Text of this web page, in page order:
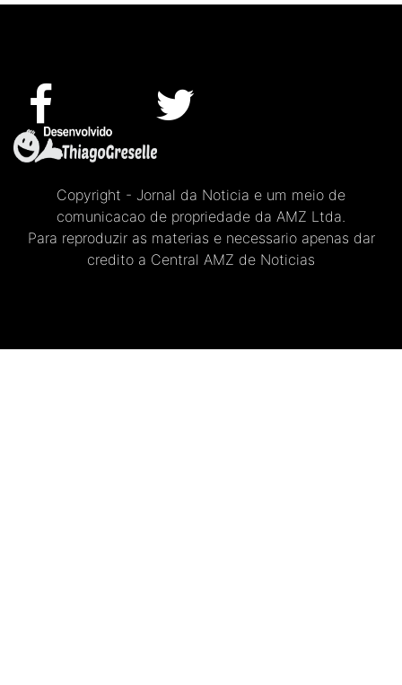
Copyright - Jornal da Noticia e um meio de
comunicacao de propriedade da AMZ Ltda.
Para reproduzir as materias e necessario apenas dar
credito a Central AMZ de Noticias